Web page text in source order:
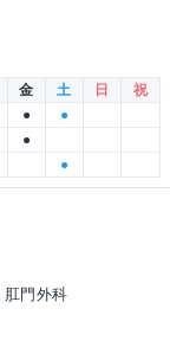
金 土 日
祝
●
●
●
●
門外科